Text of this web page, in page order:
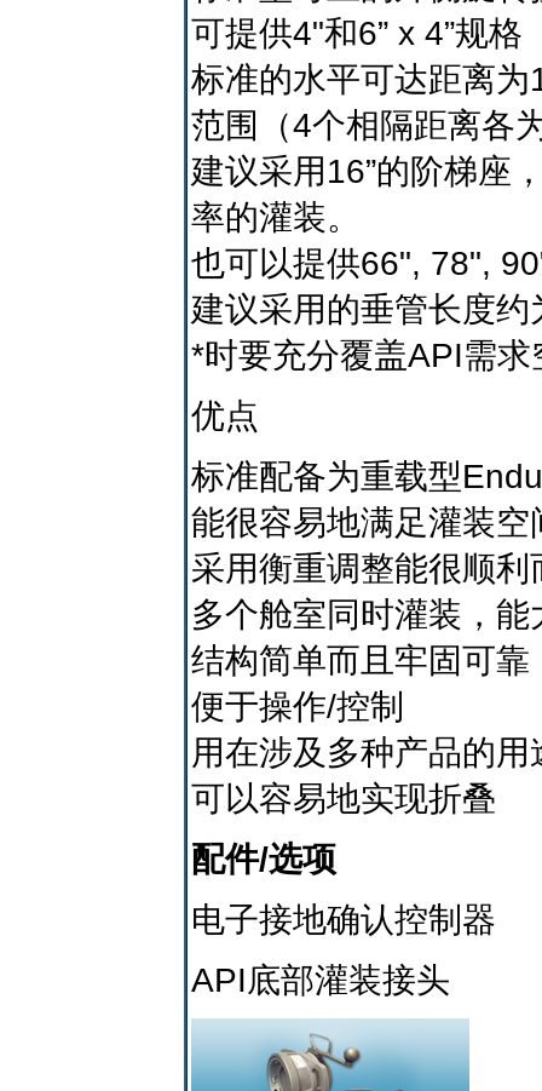
可提供4"和6” x 4”规格
标准的水平可达距离
范围（4个相隔距离各
建议采用16”的阶梯座
率的灌装。
也可以提供66", 78",
建议采用的垂管长度
*时要充分覆盖API需
优点
标准配备为重载型
能很容易地满足灌装空
采用衡重调整能很顺
多个舱室同时灌装，
结构简单而且牢固可靠
便于操作/控制
用在涉及多种产品的
可以容易地实现折叠
配件/选项
电子接地确认控制器
API底部灌装接头